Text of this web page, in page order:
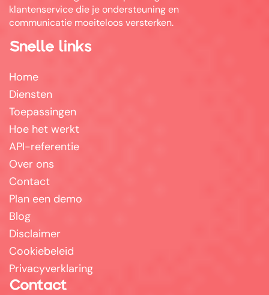
klantenservice die je ondersteuning en
communicatie moeiteloos versterken.
Snelle links
Home
Diensten
Toepassingen
Hoe het werkt
API-referentie
Over ons
Contact
Plan een demo
Blog
Disclaimer
Cookiebeleid
Privacyverklaring
Contact